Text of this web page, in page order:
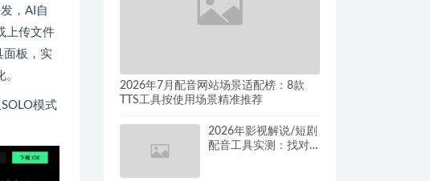
，AI自
上传文件
面板，实
模式
2026年7月配音网站场景适配榜：8款
TTS工具按使用场景精准推荐
2026年影视解说/短剧
配音工具实测：找对